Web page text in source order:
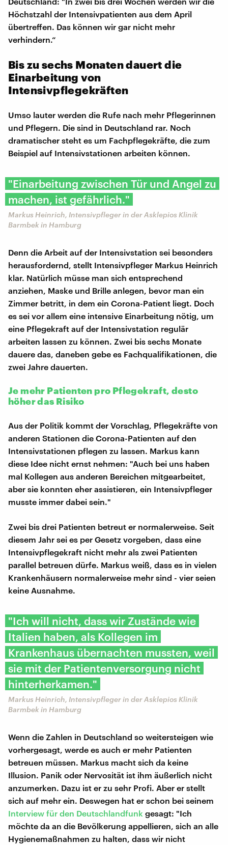
Höchstzahl der Intensivpatienten aus dem April
übertreffen. Das können wir gar nicht mehr
verhindern.“
Bis zu sechs Monaten dauert die
Einarbeitung von
Intensivpflegekräften
Umso lauter werden die Rufe nach mehr Pflegerinnen
und Pflegern. Die sind in Deutschland rar. Noch
dramatischer steht es um Fachpflegekräfte, die zum
Beispiel auf Intensivstationen arbeiten können.
"Einarbeitung zwischen Tür und Angel zu
machen, ist gefährlich."
Markus Heinrich, Intensivpfleger in der Asklepios Klinik
Barmbek in Hamburg
Denn die Arbeit auf der Intensivstation sei besonders
herausfordernd, stellt Intensivpfleger Markus Heinrich
klar. Natürlich müsse man sich entsprechend
anziehen, Maske und Brille anlegen, bevor man ein
Zimmer betritt, in dem ein Corona-Patient liegt. Doch
es sei vor allem eine intensive Einarbeitung nötig, um
eine Pflegekraft auf der Intensivstation regulär
arbeiten lassen zu können. Zwei bis sechs Monate
dauere das, daneben gebe es Fachqualifikationen, die
zwei Jahre dauerten.
Je mehr Patienten pro Pflegekraft, desto
höher das Risiko
Aus der Politik kommt der Vorschlag, Pflegekräfte von
anderen Stationen die Corona-Patienten auf den
Intensivstationen pflegen zu lassen. Markus kann
diese Idee nicht ernst nehmen: "Auch bei uns haben
mal Kollegen aus anderen Bereichen mitgearbeitet,
aber sie konnten eher assistieren, ein Intensivpfleger
musste immer dabei sein."
Zwei bis drei Patienten betreut er normalerweise. Seit
diesem Jahr sei es per Gesetz vorgeben, dass eine
Intensivpflegekraft nicht mehr als zwei Patienten
parallel betreuen dürfe. Markus weiß, dass es in vielen
Krankenhäusern normalerweise mehr sind - vier seien
keine Ausnahme.
"Ich will nicht, dass wir Zustände wie
Italien haben, als Kollegen im
Krankenhaus übernachten mussten, weil
sie mit der Patientenversorgung nicht
hinterherkamen."
Markus Heinrich, Intensivpfleger in der Asklepios Klinik
Barmbek in Hamburg
Wenn die Zahlen in Deutschland so weitersteigen wie
vorhergesagt, werde es auch er mehr Patienten
betreuen müssen. Markus macht sich da keine
Illusion. Panik oder Nervosität ist ihm äußerlich nicht
anzumerken. Dazu ist er zu sehr Profi. Aber er stellt
sich auf mehr ein. Deswegen hat er schon bei seinem
Interview für den Deutschlandfunk gesagt: "Ich
möchte da an die Bevölkerung appellieren, sich an alle
Hygienemaßnahmen zu halten, dass wir nicht